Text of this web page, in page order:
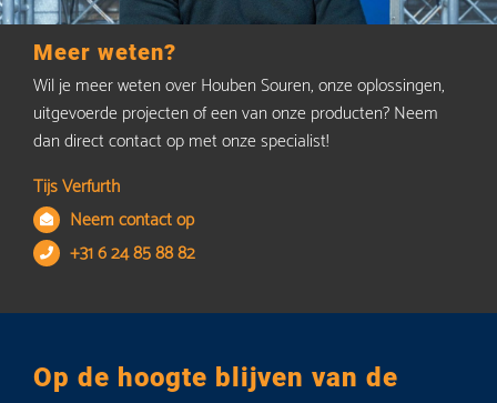
Meer weten?
Wil je meer weten over Houben Souren, onze oplossingen,
uitgevoerde projecten of een van onze producten? Neem
dan direct contact op met onze specialist!
Tijs Verfurth
Neem contact op
+31 6 24 85 88 82
Op de hoogte blijven van de